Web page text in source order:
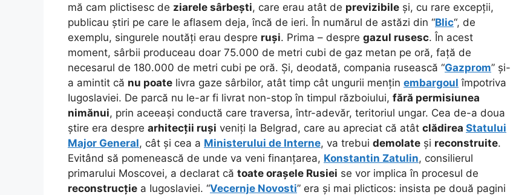
mă cam plictisesc de ziarele sârbești, care erau atât de previzibile și, cu rare excepții,
publicau știri pe care le aflasem deja, încă de ieri. În numărul de astăzi din “Blic“, de
exemplu, singurele noutăți erau despre ruși. Prima – despre gazul rusesc. În acest
moment, sârbii produceau doar 75.000 de metri cubi de gaz metan pe oră, față de
necesarul de 180.000 de metri cubi pe oră. Și, deodată, compania rusească “Gazprom” și-
a amintit că nu poate livra gaze sârbilor, atât timp cât ungurii mențin embargoul împotriva
Iugoslaviei. De parcă nu le-ar fi livrat non-stop în timpul războiului, fără permisiunea
nimănui, prin aceeași conductă care traversa, într-adevăr, teritoriul ungar. Cea de-a doua
știre era despre arhitecții ruși veniți la Belgrad, care au apreciat că atât clădirea Statului
Major General, cât și cea a Ministerului de Interne, va trebui demolate și reconstruite.
Evitând să pomenească de unde va veni finanțarea, Konstantin Zatulin, consilierul
primarului Moscovei, a declarat că toate orașele Rusiei se vor implica în procesul de
reconstrucție a Iugoslaviei. “Vecernje Novosti” era și mai plicticos: insista pe două pagini